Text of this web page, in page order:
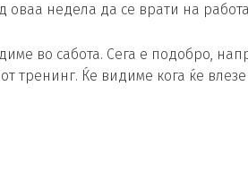
недела да се врати на работа
во сабота. Сега е подобро,
тренинг. Ќе видиме кога ќе